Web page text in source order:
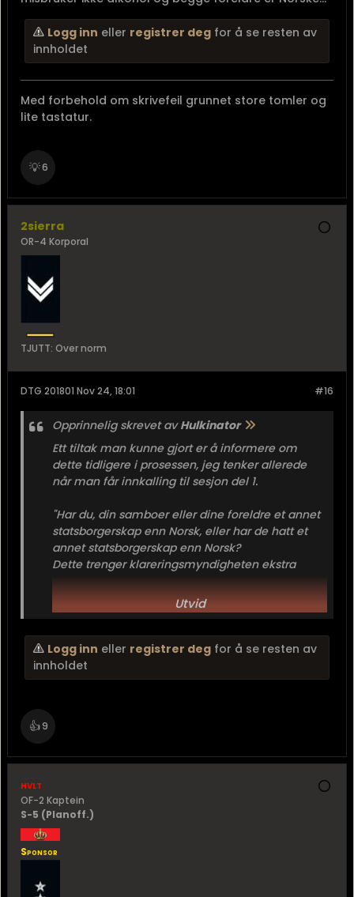
Logg inn eller registrer deg for å se resten av
innholdet
Med forbehold om skrivefeil grunnet store tomler og
lite tastatur.
💡6
2sierra
OR-4 Korporal
TJUTT: Over norm
#16
DTG 201801 Nov 24, 18:01
Opprinnelig skrevet avHulkinator
Ett tiltak man kunne gjort er å informere om
dette tidligere i prosessen, jeg tenker allerede
når man får innkalling til sesjon del 1.
"Har du, din samboer eller dine foreldre et annet
statsborgerskap enn Norsk, eller har de hatt et
annet statsborgerskap enn Norsk?
Dette trenger klareringsmyndigheten ekstra
behandlingstid for å prosessere, følgdenne
lenken for mer informasjon"
Eventuelt at de det gjelder får sendt et eget brev
Utvid
Logg inn eller registrer deg for å se resten av
innholdet
👍9
hvlt
OF-2 Kaptein
S-5 (Planoff.)
Sponsor